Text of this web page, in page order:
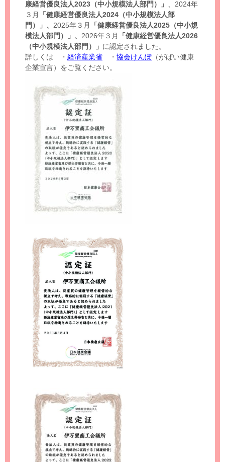
康経営優良法人2023（中小規模法人部門）」 、2024年
３月
「健康経営優良法人2024（中小規模法人部
門）」、 2025年３月
「健康経営優良法人2025（中小規
模法人部門）」、 2026年３月
「健康経営優良法人2026
（中小規模法人部門）」 に認定されました。
詳しくは ・ 経済産業省 ・ 協会けんぽ（がばい健康
企業宣言）をご覧ください。